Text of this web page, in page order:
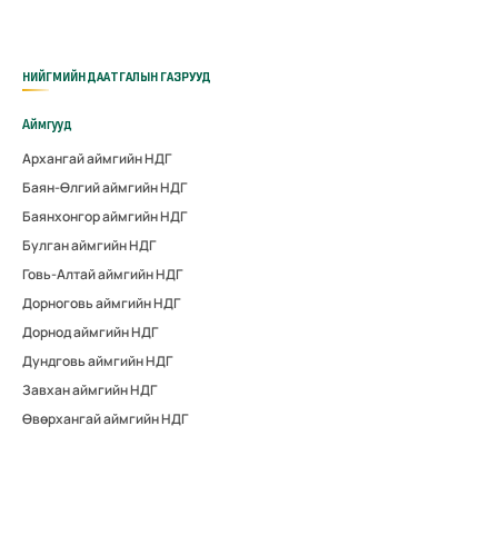
НИЙГМИЙН ДААТГАЛЫН ГАЗРУУД
Аймгууд
Архангай аймгийн НДГ
Баян-Өлгий аймгийн НДГ
Баянхонгор аймгийн НДГ
Булган аймгийн НДГ
Говь-Алтай аймгийн НДГ
Дорноговь аймгийн НДГ
Дорнод аймгийн НДГ
Дундговь аймгийн НДГ
Завхан аймгийн НДГ
Өвөрхангай аймгийн НДГ